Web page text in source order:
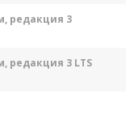
редакция 3
редакция 3 LTS